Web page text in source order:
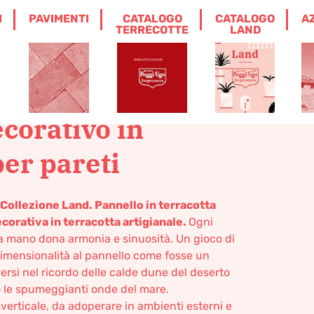
PAVIMENTI
CATALOGO
TERRECOTTE
CATALOGO
LAND
A – PANNELLO DECORATIVO IN
panel A –
in
pareti
Land. Pannello in terracotta
in terracotta artigianale. Ogni
dona armonia e sinuosità. Un gioco di
al pannello come fosse un
nel ricordo delle calde dune del deserto
spumeggianti onde del mare.
da adoperare in ambienti esterni e